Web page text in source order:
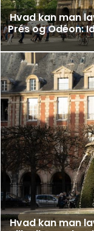
Hvad kan man
Prés og Odéon:
Hvad kan man